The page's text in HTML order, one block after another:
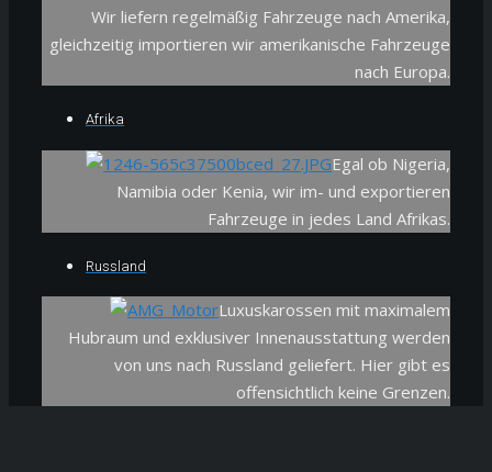
Wir liefern regelmäßig Fahrzeuge nach Amerika,
gleichzeitig importieren wir amerikanische Fahrzeuge
nach Europa.
Afrika
Egal ob Nigeria,
Namibia oder Kenia, wir im- und exportieren
Fahrzeuge in jedes Land Afrikas.
Russland
Luxuskarossen mit maximalem
Hubraum und exklusiver Innenausstattung werden
von uns nach Russland geliefert. Hier gibt es
offensichtlich keine Grenzen.